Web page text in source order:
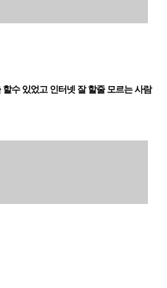
수 있었고 인터넷 잘 할줄 모르는 사람